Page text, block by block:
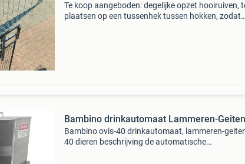
Te koop aangeboden: degelijke opzet hooiruiven,
plaatsen op een tussenhek tussen hokken, zodat
Bambino drinkautomaat Lammeren-
Bambino ovis-40 drinkautomaat, lammeren-
40 dieren beschrijving de automatische